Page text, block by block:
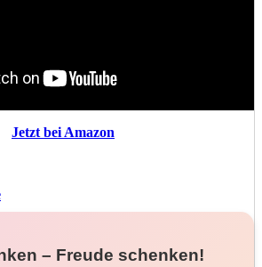
Jetzt bei Amazon
– Freude schenken!